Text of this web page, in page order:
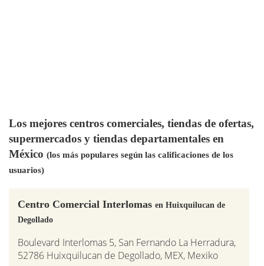
Los mejores centros comerciales, tiendas de ofertas,
supermercados y tiendas departamentales en
México (los más populares según las calificaciones de los
usuarios)
Centro Comercial Interlomas en Huixquilucan de
Degollado
Boulevard Interlomas 5, San Fernando La Herradura,
52786 Huixquilucan de Degollado, MEX, Mexiko